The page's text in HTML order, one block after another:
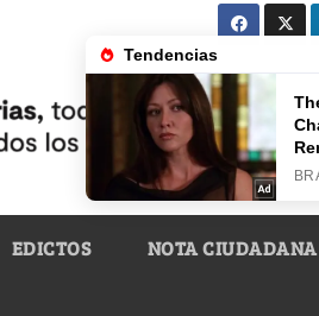
EDICTOS NOTA CIUDADANA